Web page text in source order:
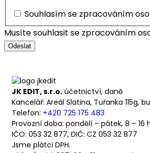
Souhlasím se zpracováním
Musíte souhlasit se zpracováním
Odeslat
JK EDIT, s.r.o. účetnictví, daně
Kancelář: Areál Slatina, Tuřanka 115g,
Telefon: +420 725 175 483
Provozní doba: pondělí – pátek, 8 – 16
IČO: 053 32 877, DIČ: CZ 053 32 877
Jsme plátci DPH.